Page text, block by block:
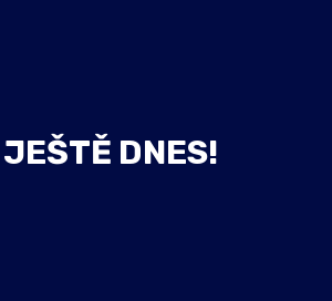
DNES!